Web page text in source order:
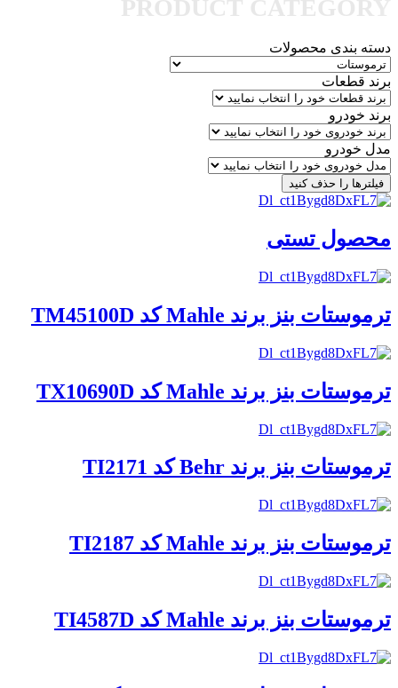
دسته بندی محصولات
برند قطعات
برند خودرو
مدل خودرو
فیلترها را حذف کنید
محصول تستی
ترموستات بنز برند Mahle کد TM45100D
ترموستات بنز برند Mahle کد TX10690D
ترموستات بنز برند Behr کد TI2171
ترموستات بنز برند Mahle کد TI2187
ترموستات بنز برند Mahle کد TI4587D